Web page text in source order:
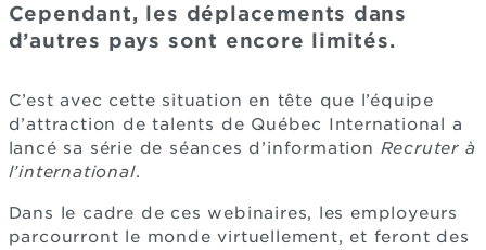
Cependant, les déplacements dans
d’autres pays sont encore limités.
C’est avec cette situation en tête que l’équipe
d’attraction de talents de Québec International a
lancé sa série de séances d’information Recruter à
l’international.
Dans le cadre de ces webinaires, les employeurs
parcourront le monde virtuellement, et feront des